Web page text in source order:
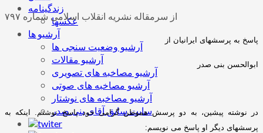
زندگینامه
عکسها
آرشیو ها
آرشیو وضعیت سنجی ها
آرشیو مقالات
آرشیو مصاخبه های تصویری
آرشیو مصاخبه های صوتی
آرشیو مصاخبه های نوشتار
سایت سابق آقای بنی صدر
از سرمقاله نشریه انقلاب اسلامی شماره ۷۹۷
پاسخ به پرسشهای ایرانیان از
ابوالحسن بنی صدر
در نوشته پیشین، به دو پرسش هموطن گرامی خود پاسخ نوشتم
اینکه به
پرسشهای دیگر او پاسخ می نویسم :